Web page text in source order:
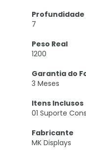
Profundidade
7
Peso Real
1200
Garantia do
3 Meses
Itens Inclusos
01 Suporte
Fabricante
MK Displays